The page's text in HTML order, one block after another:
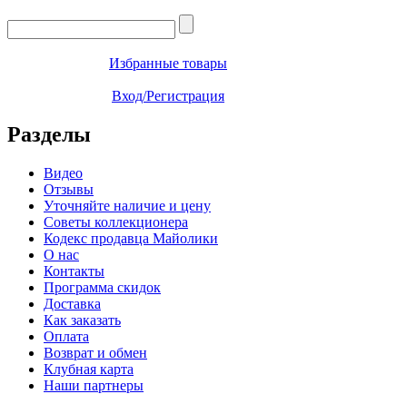
Избранные товары
Вход/Регистрация
Разделы
Видео
Отзывы
Уточняйте наличие и цену
Советы коллекционера
Кодекс продавца Майолики
О нас
Контакты
Программа скидок
Доставка
Как заказать
Оплата
Возврат и обмен
Клубная карта
Наши партнеры